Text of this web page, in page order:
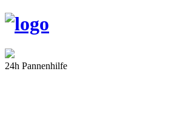
24h Pannenhilfe